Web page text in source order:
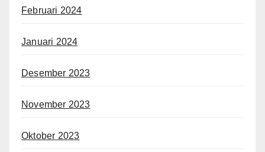
Februari 2024
Januari 2024
Desember 2023
November 2023
Oktober 2023